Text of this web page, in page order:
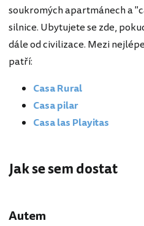
soukromých apartmánech a
silnice. Ubytujete se zde,
dále od civilizace. Mezi
patří:
Casa Rural
Casa pilar
Casa las Playitas
Jak se sem dostat
Autem